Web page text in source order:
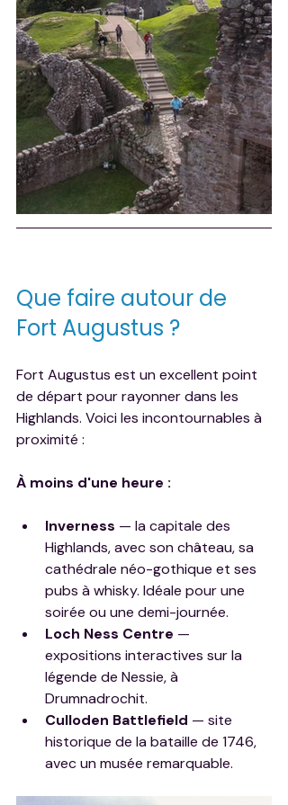
Que faire autour de
Fort Augustus ?
Fort Augustus est un excellent point
de départ pour rayonner dans les
Highlands. Voici les incontournables à
proximité :
À moins d'une heure :
Inverness — la capitale des
Highlands, avec son château, sa
cathédrale néo-gothique et ses
pubs à whisky. Idéale pour une
soirée ou une demi-journée.
Loch Ness Centre —
expositions interactives sur la
légende de Nessie, à
Drumnadrochit.
Culloden Battlefield — site
historique de la bataille de 1746,
avec un musée remarquable.